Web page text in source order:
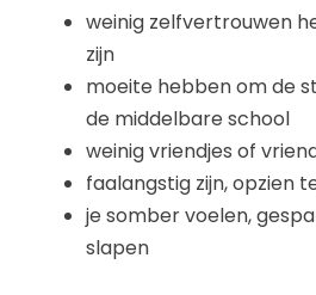
weinig zelfvertrouwen
zijn
moeite hebben om de
de middelbare school
weinig vriendjes of
faalangstig zijn, opzien
je somber voelen,
slapen